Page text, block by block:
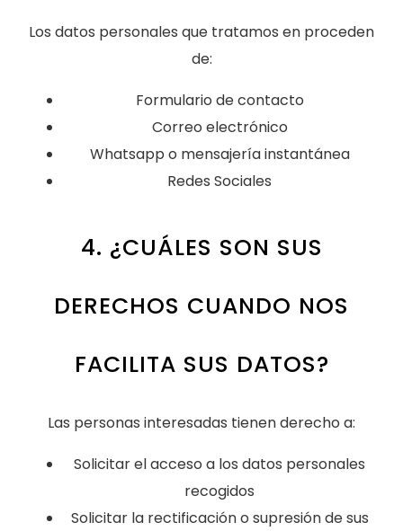
Los datos personales que tratamos en proceden
de:
Formulario de contacto
Correo electrónico
Whatsapp o mensajería instantánea
Redes Sociales
4. ¿CUÁLES SON SUS
DERECHOS CUANDO NOS
FACILITA SUS DATOS?
Las personas interesadas tienen derecho a:
Solicitar el acceso a los datos personales
recogidos
Solicitar la rectificación o supresión de sus